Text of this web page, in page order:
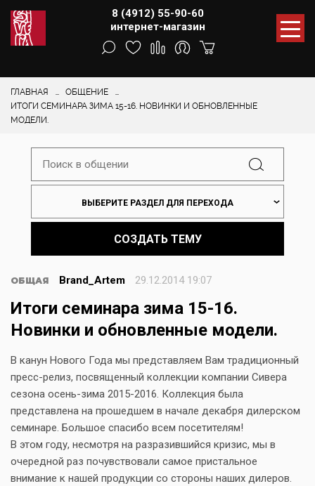
8 (4912) 55-90-60
интернет-магазин
ГЛАВНАЯ
ОБЩЕНИЕ
ИТОГИ СЕМИНАРА ЗИМА 15-16. НОВИНКИ И ОБНОВЛЕННЫЕ
МОДЕЛИ.
ВЫБЕРИТЕ РАЗДЕЛ ДЛЯ ПЕРЕХОДА
СОЗДАТЬ ТЕМУ
ОБЩАЯ Brand_Artem 29.12.2014 19:07
Итоги семинара зима 15-16.
Новинки и обновленные модели.
В канун Нового Года мы представляем Вам традиционный
пресс-релиз, посвященный коллекции компании Сивера
сезона осень-зима 2015-2016. Коллекция была
представлена на прошедшем в начале декабря дилерском
семинаре. Большое спасибо всем посетителям!
В этом году, несмотря на разразившийся кризис, мы в
очередной раз почувствовали самое пристальное
внимание к нашей продукции со стороны наших дилеров.